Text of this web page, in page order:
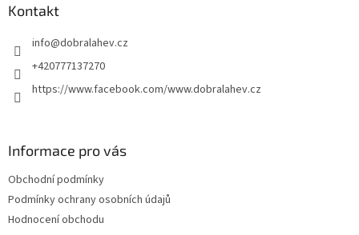
Kontakt
info@dobralahev.cz
+420777137270
https://www.facebook.com/www.dobralahev.cz
Informace pro vás
Obchodní podmínky
Podmínky ochrany osobních údajů
Hodnocení obchodu